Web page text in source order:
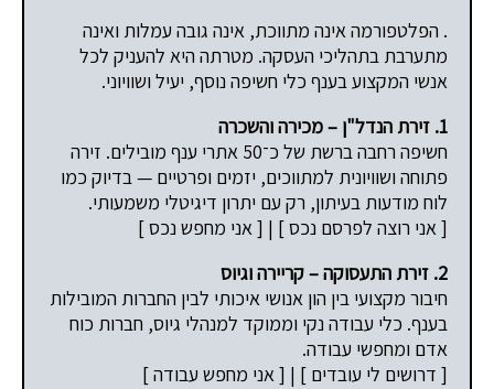
. הפלטפורמה אינה מתווכת, אינה גובה עמלות ואינה
מתערבת בתהליכי העסקה. מטרתה היא להעניק לכל
אנשי המקצוע בענף כלי חשיפה נוסף, יעיל ושוויוני.
1. זירת הנדל"ן – מכירה והשכרה
חשיפה רחבה ברשת של כ־50 אתרי ענף מובילים. זירה
פתוחה ושוויונית למתווכים, יזמים ופרטיים — בדיוק כמו
לוח מודעות בעיתון, רק עם יתרון דיגיטלי משמעותי.
[ אני רוצה לפרסם נכס ] | [ אני מחפש נכס ]
2. זירת התעסוקה – קריירה וגיוס
חיבור מקצועי בין הון אנושי איכותי לבין החברות המובילות
בענף. כלי עבודה נקי וממוקד למנהלי גיוס, חברות כוח
אדם ומחפשי עבודה.
[ דרושים לי עובדים ] | [ אני מחפש עבודה ]